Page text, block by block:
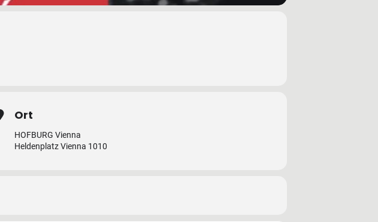
Ort
HOFBURG Vienna
Heldenplatz Vienna 1010